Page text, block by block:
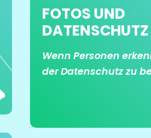
FOTOS UND
DATENSCHUTZ
Wenn Personen
der Datenschutz zu